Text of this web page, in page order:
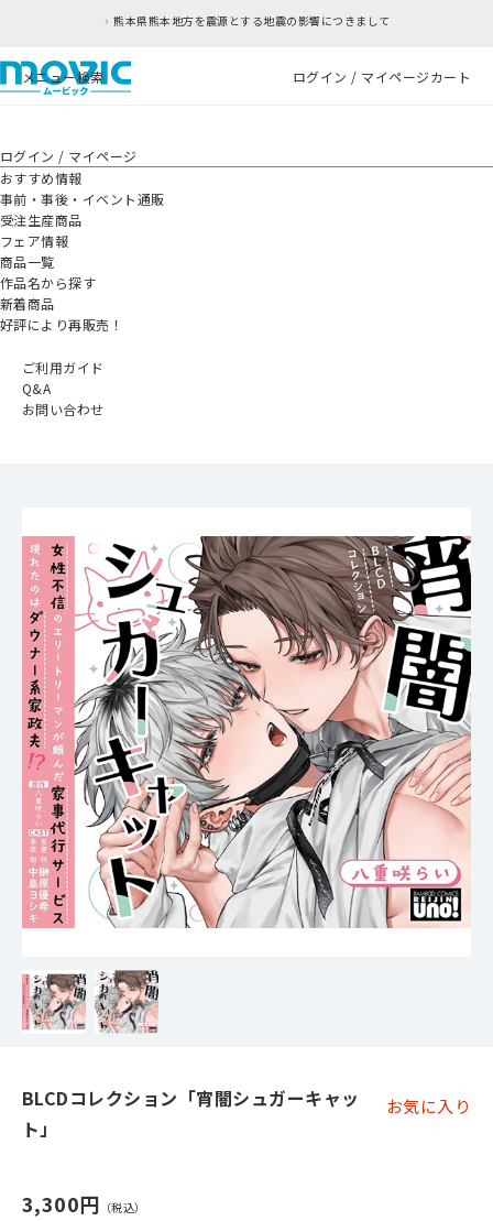
熊本県熊本地方を震源とする地震の影響につきまして
メニュー検索 ログイン / マイページカート
ログイン / マイページ
おすすめ情報
事前・事後・イベント通販
受注生産商品
フェア情報
商品一覧
作品名から探す
新着商品
好評により再販売！
ご利用ガイド
Q&A
お問い合わせ
BLCDコレクション「宵闇シュガーキャッ
ト」
お気に入り
3,300円